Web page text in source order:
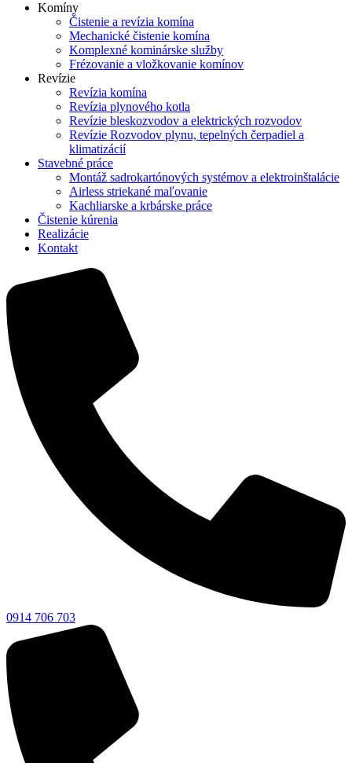
Komíny
Čistenie a revízia komína
Mechanické čistenie komína
Komplexné kominárske služby
Frézovanie a vložkovanie komínov
Revízie
Revízia komína
Revízia plynového kotla
Revízie bleskozvodov a elektrických rozvodov
Revízie Rozvodov plynu, tepelných čerpadiel a
klimatizácií
Stavebné práce
Montáž sadrokartónových systémov a elektroinštalácie
Airless striekané maľovanie
Kachliarske a krbárske práce
Čistenie kúrenia
Realizácie
Kontakt
0914 706 703